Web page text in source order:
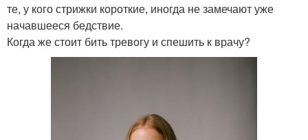
те, у кого стрижки короткие, иногда не замечают уже
начавшееся бедствие.
Когда же стоит бить тревогу и спешить к врачу?